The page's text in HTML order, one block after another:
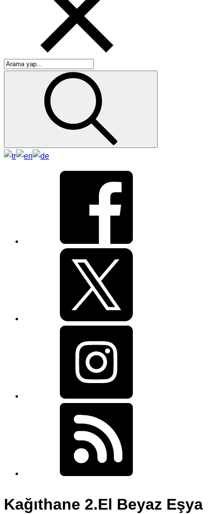
Kağıthane 2.El Beyaz Eşya